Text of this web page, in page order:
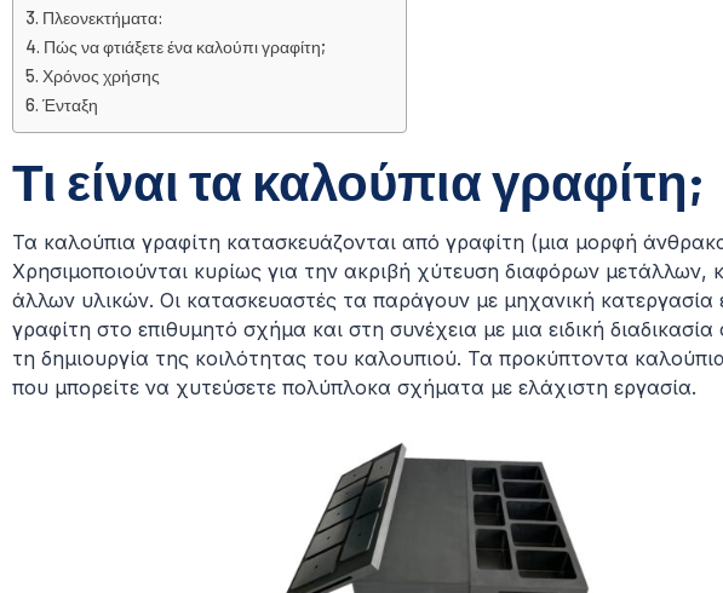
Πλεονεκτήματα:
Πώς να φτιάξετε ένα καλούπι γραφίτη;
Χρόνος χρήσης
Ένταξη
Τι είναι τα καλούπια γραφίτη;
Τα καλούπια γραφίτη κατασκευάζονται από γραφίτη (μια μορφή
Χρησιμοποιούνται κυρίως για την ακριβή χύτευση διαφόρων μετάλλων,
άλλων υλικών. Οι κατασκευαστές τα παράγουν με μηχανική κατεργασία
γραφίτη στο επιθυμητό σχήμα και στη συνέχεια με μια ειδική
τη δημιουργία της κοιλότητας του καλουπιού. Τα προκύπτοντα
που μπορείτε να χυτεύσετε πολύπλοκα σχήματα με ελάχιστη εργασία.